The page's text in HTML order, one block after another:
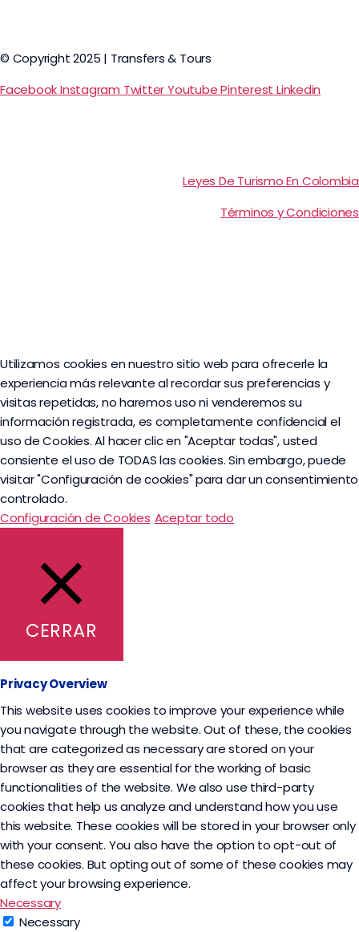
© Copyright 2025 | Transfers & Tours
FacebookInstagram TwitterYoutubePinterest Linkedin
Leyes De Turismo En Colombia
Términos y Condiciones
Utilizamos cookies en nuestro sitio web para ofrecerle la
experiencia más relevante al recordar sus preferencias y
visitas repetidas, no haremos uso ni venderemos su
información registrada, es completamente confidencial el
uso de Cookies. Al hacer clic en "Aceptar todas", usted
consiente el uso de TODAS las cookies. Sin embargo, puede
visitar "Configuración de cookies" para dar un consentimiento
controlado.
Configuración de Cookies Aceptar todo
CERRAR
Privacy Overview
This website uses cookies to improve your experience while
you navigate through the website. Out of these, the cookies
that are categorized as necessary are stored on your
browser as they are essential for the working of basic
functionalities of the website. We also use third-party
cookies that help us analyze and understand how you use
this website. These cookies will be stored in your browser only
with your consent. You also have the option to opt-out of
these cookies. But opting out of some of these cookies may
affect your browsing experience.
Necessary
Necessary